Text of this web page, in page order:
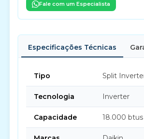
Fale com um Especialista
Especificações Técnicas
Tipo Split
Tecnologia Inverter
Capacidade 18.000 btus